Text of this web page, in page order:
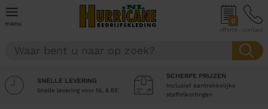
menu 0
offerte contact
SNELLE LEVERING
Snelle levering voor NL & BE
SCHERPE PRIJZEN
Inclusief aantrekkelijke
staffelkortingen